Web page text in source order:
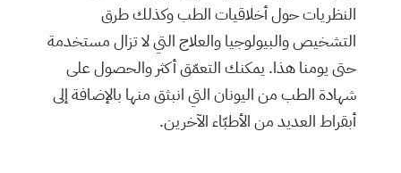
النظريات حول أخلاقيات الطب وكذلك طرق
التشخيص والبيولوجيا والعلاج التي لا تزال مستخدمة
حتى يومنا هذا. يمكنك التعمّق أكثر والحصول على
شهادة الطب من اليونان التي انبثق منها بالإضافة إلى
أبقراط العديد من الأطبّاء الآخرين.